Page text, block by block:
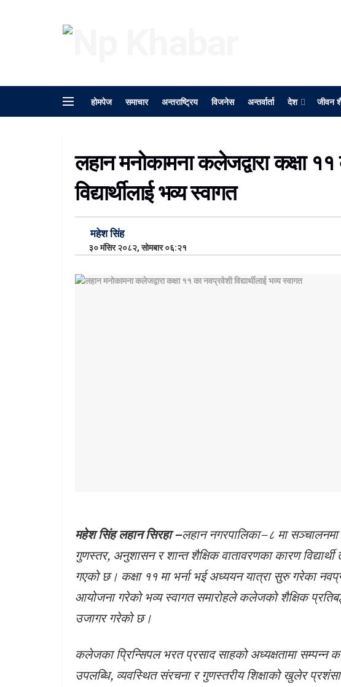
होमपेज समाचार अन्तराष्ट्रिय विजनेस अन्तर्वार्ता देश जीवन
लहान मनोकामना कलेजद्वारा कक्षा
विद्यार्थीलाई भव्य स्वागत
महेश सिंह
३० मंसिर २०८२, सोमबार ०६:२१
महेश सिंह लहान सिरहा –लहान नगरपालिका–८ मा
गुणस्तर, अनुशासन र शान्त शैक्षिक वातावरणका कारण
गएको छ। कक्षा ११ मा भर्ना भई अध्ययन यात्रा सुरु गरेका
आयोजना गरेको भव्य स्वागत समारोहले कलेजको शैक्षिक
उजागर गरेको छ।
कलेजका प्रिन्सिपल भरत प्रसाद साहको अध्यक्षतामा सम्पन्न
उपलब्धि, व्यवस्थित संरचना र गुणस्तरीय शिक्षाको खुलेर